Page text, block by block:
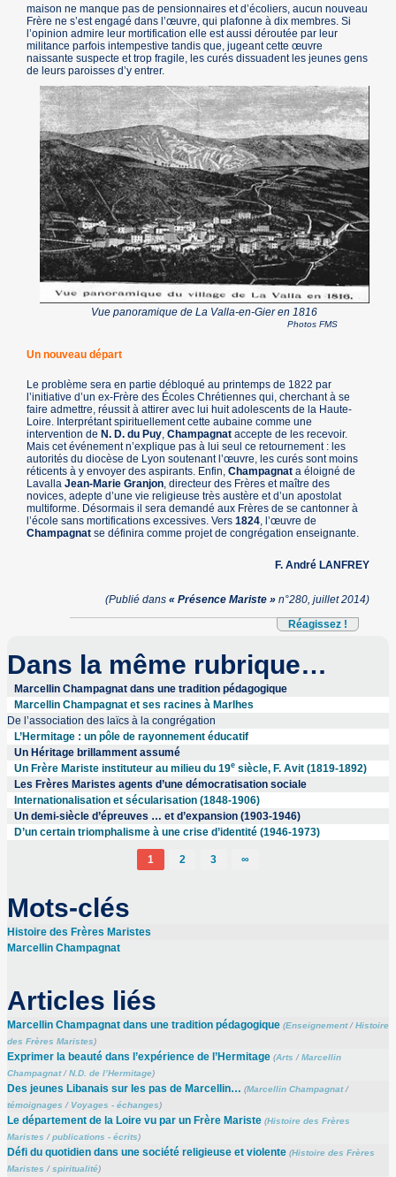
maison ne manque pas de pensionnaires et d’écoliers, aucun nouveau
Frère ne s’est engagé dans l’œuvre, qui plafonne à dix membres. Si
l’opinion admire leur mortification elle est aussi déroutée par leur
militance parfois intempestive tandis que, jugeant cette œuvre
naissante suspecte et trop fragile, les curés dissuadent les jeunes gens
de leurs paroisses d’y entrer.
Vue panoramique de La Valla-en-Gier en 1816
Photos FMS
Un nouveau départ
Le problème sera en partie débloqué au printemps de 1822 par
l’initiative d’un ex-Frère des Écoles Chrétiennes qui, cherchant à se
faire admettre, réussit à attirer avec lui huit adolescents de la Haute-
Loire. Interprétant spirituellement cette aubaine comme une
intervention deN. D. du Puy ,Champagnataccepte de les recevoir.
Mais cet événement n’explique pas à lui seul ce retournement : les
autorités du diocèse de Lyon soutenant l’œuvre, les curés sont moins
réticents à y envoyer des aspirants. Enfin,Champagnata éloigné de
LavallaJean-Marie Granjon , directeur des Frères et maître des
novices, adepte d’une vie religieuse très austère et d’un apostolat
multiforme. Désormais il sera demandé aux Frères de se cantonner à
l’école sans mortifications excessives. Vers1824 , l’œuvre de
Champagnatse définira comme projet de congrégation enseignante.
F. André LANFREY
(Publié dans « Présence Mariste »n°280, juillet 2014)
Réagissez !
Dans la même rubrique…
Marcellin Champagnat dans une tradition pédagogique
Marcellin Champagnat et ses racines à Marlhes
De l’association des laïcs à la congrégation
L’Hermitage : un pôle de rayonnement éducatif
Un Héritage brillamment assumé
Un Frère Mariste instituteur au milieu du 19esiècle, F. Avit (1819-1892)
Les Frères Maristes agents d’une démocratisation sociale
Internationalisation et sécularisation (1848-1906)
Un demi-siècle d’épreuves … et d’expansion (1903-1946)
D’un certain triomphalisme à une crise d’identité (1946-1973)
1 2 3 ∞
Mots-clés
Histoire des Frères Maristes
Marcellin Champagnat
Articles liés
Marcellin Champagnat dans une tradition pédagogique (Enseignement/Histoire
des Frères Maristes)
Exprimer la beauté dans l’expérience de l’Hermitage (Arts /Marcellin
Champagnat/N.D. de l’Hermitage)
Des jeunes Libanais sur les pas de Marcellin… (Marcellin Champagnat/
témoignages / Voyages - échanges)
Le département de la Loire vu par un Frère Mariste (Histoire des Frères
Maristes /publications - écrits)
Défi du quotidien dans une société religieuse et violente (Histoire des Frères
Maristes / spiritualité)